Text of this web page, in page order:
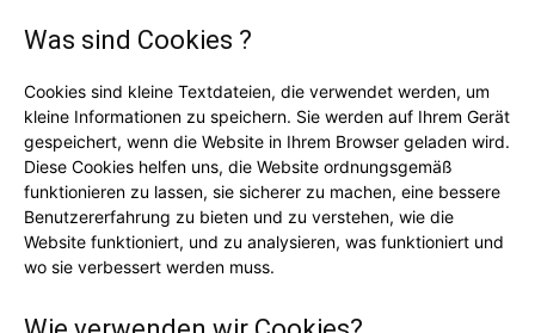
Was sind Cookies ?
Cookies sind kleine Textdateien, die verwendet werden, um
kleine Informationen zu speichern. Sie werden auf Ihrem Gerät
gespeichert, wenn die Website in Ihrem Browser geladen wird.
Diese Cookies helfen uns, die Website ordnungsgemäß
funktionieren zu lassen, sie sicherer zu machen, eine bessere
Benutzererfahrung zu bieten und zu verstehen, wie die
Website funktioniert, und zu analysieren, was funktioniert und
wo sie verbessert werden muss.